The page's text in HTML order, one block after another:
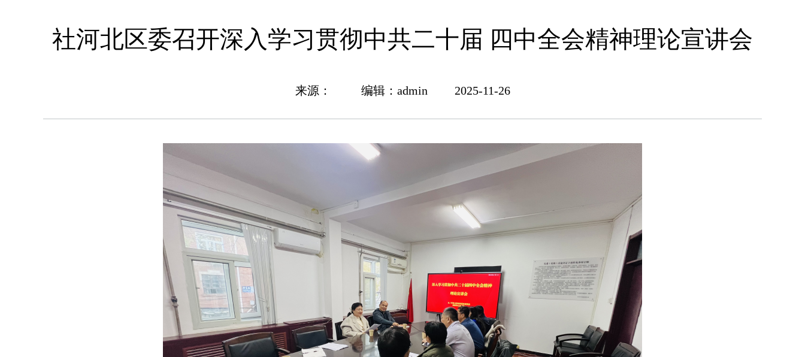
社河北区委召开深入学习贯彻中共二十届 四中全会精神理论宣讲会
来源： 编辑：admin 2025-11-26